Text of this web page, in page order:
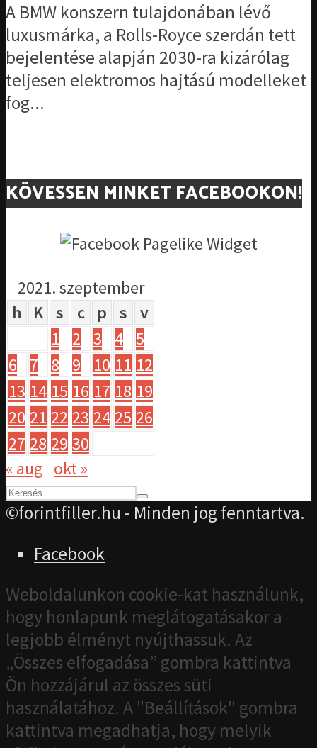
A BMW konszern tulajdonában lévő
luxusmárka, a Rolls-Royce szerdán tett
bejelentése alapján 2030-ra kizárólag
teljesen elektromos hajtású modelleket
fog...
KÖVESSEN MINKET FACEBOOKON!
2021. szeptember
h
K s c p s
v
1
2 3 4 5
6
7 8 9 10 11 12
13 14 15 16 17 18 19
20 21 22 23 24 25 26
27 28 29 30
« aug okt »
©forintfiller.hu - Minden jog fenntartva.
Facebook
Weboldalunkon cookie-kat használunk,
hogy honlapunk meglátogatásakor a
legjobb élményt nyújthassuk. Az
„Összes elfogadása” gombra kattintva
Ön hozzájárul az összes süti
használatához. A "Beállítások" gombra
kattintva megadhatja, hogy melyik